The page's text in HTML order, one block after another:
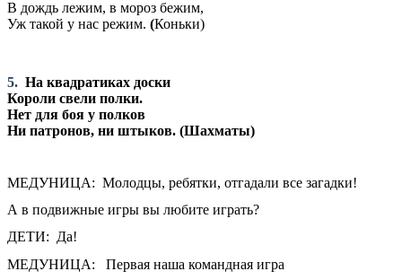
В дождь лежим, в мороз бежим,
Уж такой у нас режим. (Коньки)
5. На квадратиках доски
Короли свели полки.
Нет для боя у полков
Ни патронов, ни штыков. (Шахматы)
МЕДУНИЦА: Молодцы, ребятки, отгадали все загадки!
А в подвижные игры вы любите играть?
ДЕТИ: Да!
МЕДУНИЦА: Первая наша командная игра